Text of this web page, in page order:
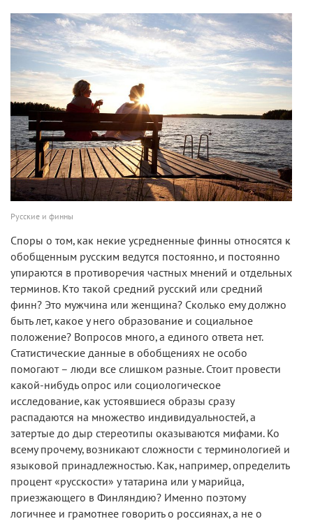
Русские и финны
Споры о том, как некие усредненные финны относятся к
обобщенным русским ведутся постоянно, и постоянно
упираются в противоречия частных мнений и отдельных
терминов. Кто такой средний русский или средний
финн? Это мужчина или женщина? Сколько ему должно
быть лет, какое у него образование и социальное
положение? Вопросов много, а единого ответа нет.
Статистические данные в обобщениях не особо
помогают – люди все слишком разные. Стоит провести
какой-нибудь опрос или социологическое
исследование, как устоявшиеся образы сразу
распадаются на множество индивидуальностей, а
затертые до дыр стереотипы оказываются мифами. Ко
всему прочему, возникают сложности с терминологией и
языковой принадлежностью. Как, например, определить
процент «русскости» у татарина или у марийца,
приезжающего в Финляндию? Именно поэтому
логичнее и грамотнее говорить о россиянах, а не о